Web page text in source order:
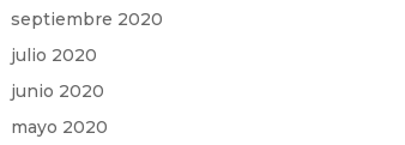
septiembre 2020
julio 2020
junio 2020
mayo 2020